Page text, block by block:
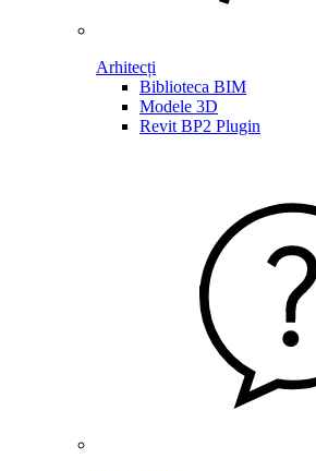
Arhitecți
Biblioteca BIM
Modele 3D
Revit BP2 Plugin